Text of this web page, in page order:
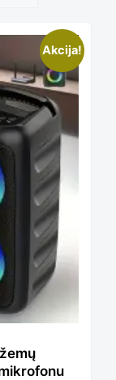
Akcija!